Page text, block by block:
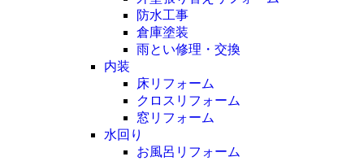
防水工事
倉庫塗装
雨とい修理・交換
内装
床リフォーム
クロスリフォーム
窓リフォーム
水回り
お風呂リフォーム